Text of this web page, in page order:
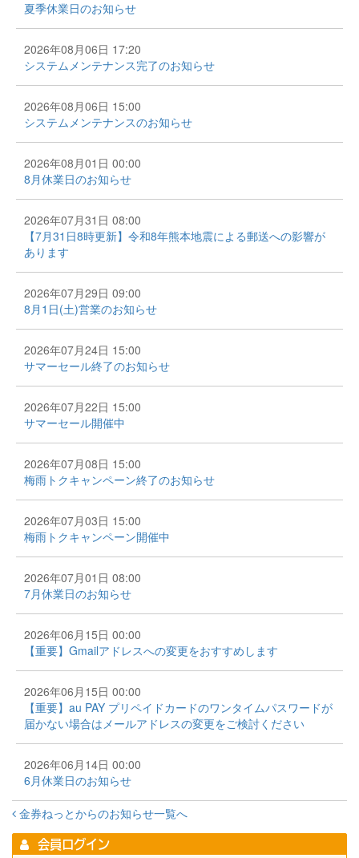
夏季休業日のお知らせ
2026年08月06日 17:20
システムメンテナンス完了のお知らせ
2026年08月06日 15:00
システムメンテナンスのお知らせ
2026年08月01日 00:00
8月休業日のお知らせ
2026年07月31日 08:00
【7月31日8時更新】令和8年熊本地震による郵送への影響が
あります
2026年07月29日 09:00
8月1日(土)営業のお知らせ
2026年07月24日 15:00
サマーセール終了のお知らせ
2026年07月22日 15:00
サマーセール開催中
2026年07月08日 15:00
梅雨トクキャンペーン終了のお知らせ
2026年07月03日 15:00
梅雨トクキャンペーン開催中
2026年07月01日 08:00
7月休業日のお知らせ
2026年06月15日 00:00
【重要】Gmailアドレスへの変更をおすすめします
2026年06月15日 00:00
【重要】au PAY プリペイドカードのワンタイムパスワードが
届かない場合はメールアドレスの変更をご検討ください
2026年06月14日 00:00
6月休業日のお知らせ
金券ねっとからのお知らせ一覧へ
会員ログイン